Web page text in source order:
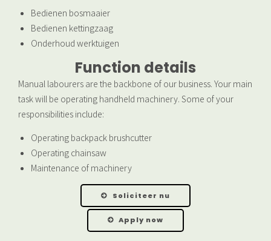
Bedienen bosmaaier
Bedienen kettingzaag
Onderhoud werktuigen
Function details
Manual labourers are the backbone of our business. Your main
task will be operating handheld machinery. Some of your
responsibilities include:
Operating backpack brushcutter
Operating chainsaw
Maintenance of machinery
Soliciteer nu
Apply now